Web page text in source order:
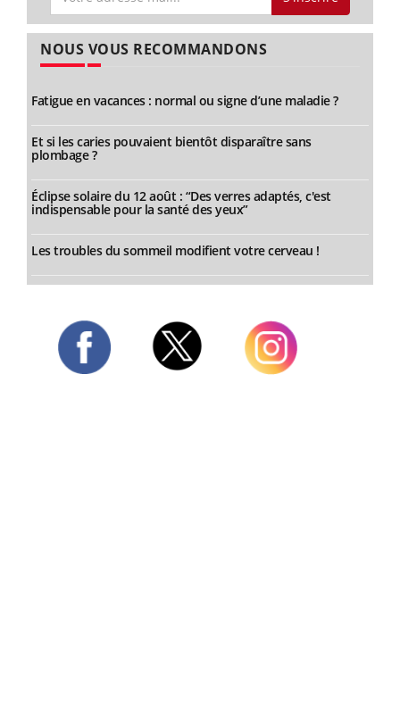
NOUS VOUS RECOMMANDONS
Fatigue en vacances : normal ou signe d’une maladie ?
Et si les caries pouvaient bientôt disparaître sans
plombage ?
Éclipse solaire du 12 août : “Des verres adaptés, c'est
indispensable pour la santé des yeux”
Les troubles du sommeil modifient votre cerveau !